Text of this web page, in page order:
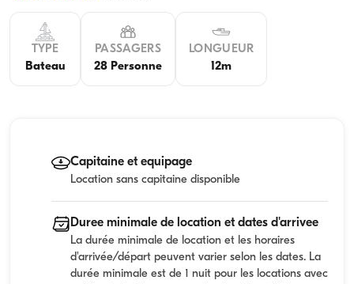
TYPE
Bateau
PASSAGERS
28 Personne
LONGUEUR
12m
Capitaine et equipage
Location sans capitaine disponible
Duree minimale de location et dates d'arrivee
La durée minimale de location et les horaires
d'arrivée/départ peuvent varier selon les dates. La
durée minimale est de 1 nuit pour les locations avec